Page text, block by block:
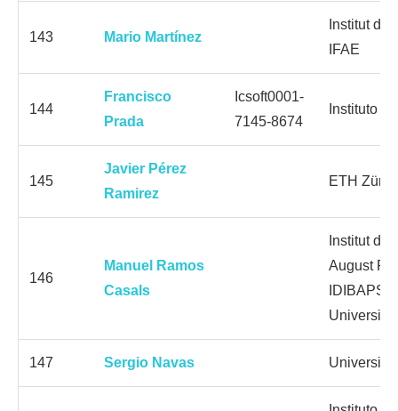
143 Mario Martínez
Institut de
IFAE
144
Francisco
Prada
Icsoft0001-
7145-8674
Instituto
145
Javier Pérez
Ramirez
ETH
146
Manuel Ramos
Casals
Institut
August Pi
IDIBAPS;
147 Sergio Navas